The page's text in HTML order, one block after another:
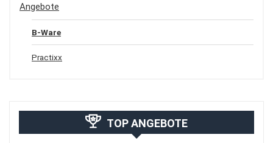
Angebote
B-Ware
Practixx
TOP ANGEBOTE